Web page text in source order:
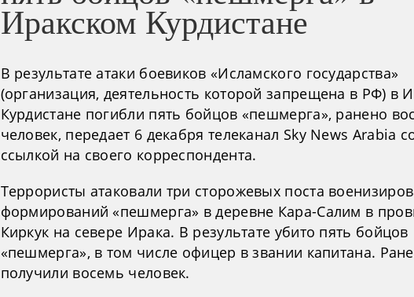
Иракском Курдистане
В результате атаки боевиков «Исламского государства»
(организация, деятельность которой запрещена в РФ) в
Курдистане погибли пять бойцов «пешмерга», ранено
человек, передает 6 декабря телеканал Sky News Arabia
ссылкой на своего корреспондента.
Террористы атаковали три сторожевых поста
формирований «пешмерга» в деревне Кара-Салим в
Киркук на севере Ирака. В результате убито пять бойцов
«пешмерга», в том числе офицер в звании капитана.
получили восемь человек.